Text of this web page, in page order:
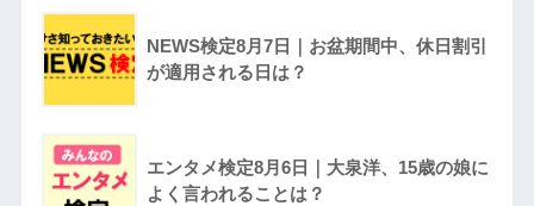
NEWS検定8月7日｜お盆期間中、休日割引
が適用される日は？
エンタメ検定8月6日｜大泉洋、15歳の娘に
よく言われることは？